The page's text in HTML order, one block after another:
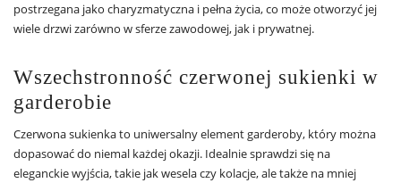
postrzegana jako charyzmatyczna i pełna życia, co może otworzyć jej
wiele drzwi zarówno w sferze zawodowej, jak i prywatnej.
Wszechstronność czerwonej sukienki w
garderobie
Czerwona sukienka to uniwersalny element garderoby, który można
dopasować do niemal każdej okazji. Idealnie sprawdzi się na
eleganckie wyjścia, takie jak wesela czy kolacje, ale także na mniej